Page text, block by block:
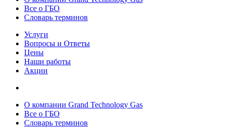
Все о ГБО
Словарь терминов
Услуги
Вопросы и Ответы
Цены
Наши работы
Акции
О компании Grand Technology Gas
Все о ГБО
Словарь терминов